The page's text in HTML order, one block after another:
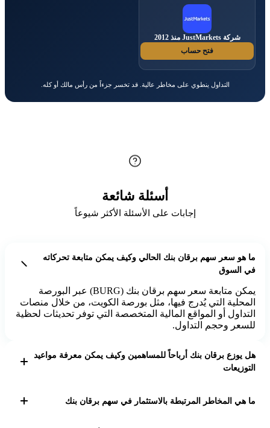
شركة JustMarkets منذ 2012
فتح حساب
التداول ينطوي على مخاطر عالية. قد تخسر جزءاً من رأس مالك أو كله.
أسئلة شائعة
إجابات على الأسئلة الأكثر شيوعاً
ما هو سعر سهم برقان بنك الحالي وكيف يمكن متابعة تحركاته
في السوق
يمكن متابعة سعر سهم برقان بنك (BURG) عبر البورصة
المحلية التي يُدرج فيها، مثل بورصة الكويت، من خلال منصات
التداول أو المواقع المالية المتخصصة التي توفر تحديثات لحظية
للسعر وحجم التداول.
هل يوزع برقان بنك أرباحاً للمساهمين وكيف يمكن معرفة مواعيد
التوزيعات
العامة. يمكن متابعة إعلانات البنك الرسمية أو بيانات البورصة
ما هي المخاطر المرتبطة بالاستثمار في سهم برقان بنك